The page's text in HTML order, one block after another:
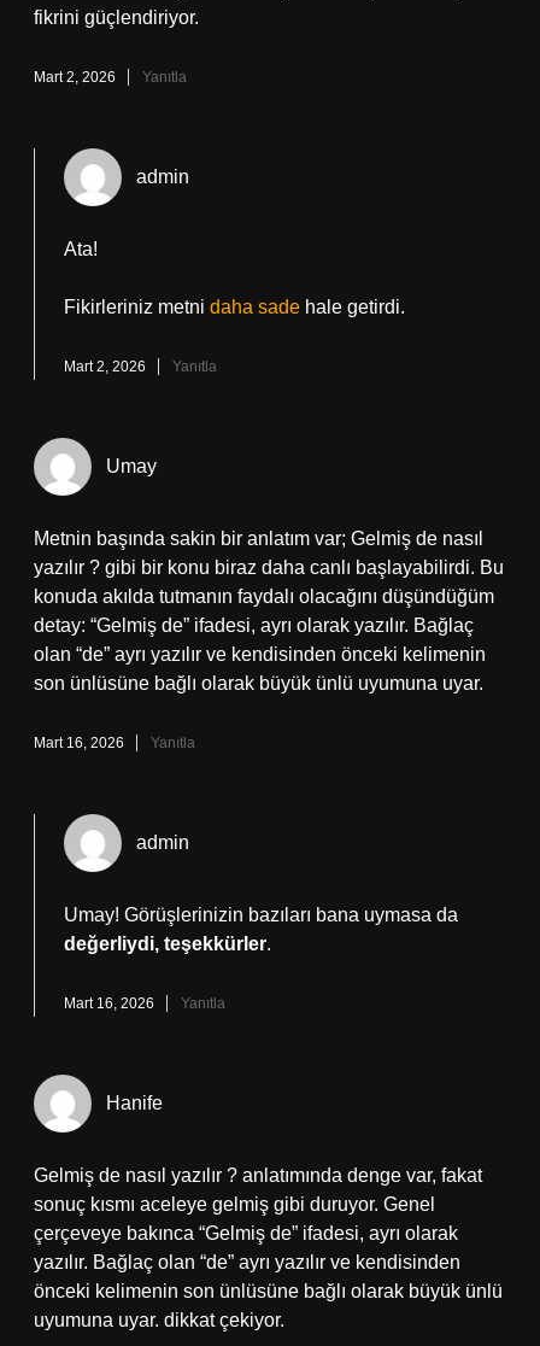
fikrini güçlendiriyor.
Mart 2, 2026 Yanıtla
admin
Ata!
Fikirleriniz metni daha sade hale getirdi.
Mart 2, 2026 Yanıtla
Umay
Metnin başında sakin bir anlatım var; Gelmiş de nasıl
yazılır ? gibi bir konu biraz daha canlı başlayabilirdi. Bu
konuda akılda tutmanın faydalı olacağını düşündüğüm
detay: “Gelmiş de” ifadesi, ayrı olarak yazılır. Bağlaç
olan “de” ayrı yazılır ve kendisinden önceki kelimenin
son ünlüsüne bağlı olarak büyük ünlü uyumuna uyar.
Mart 16, 2026 Yanıtla
admin
Umay! Görüşlerinizin bazıları bana uymasa da
değerliydi, teşekkürler.
Mart 16, 2026 Yanıtla
Hanife
Gelmiş de nasıl yazılır ? anlatımında denge var, fakat
sonuç kısmı aceleye gelmiş gibi duruyor. Genel
çerçeveye bakınca “Gelmiş de” ifadesi, ayrı olarak
yazılır. Bağlaç olan “de” ayrı yazılır ve kendisinden
önceki kelimenin son ünlüsüne bağlı olarak büyük ünlü
uyumuna uyar. dikkat çekiyor.